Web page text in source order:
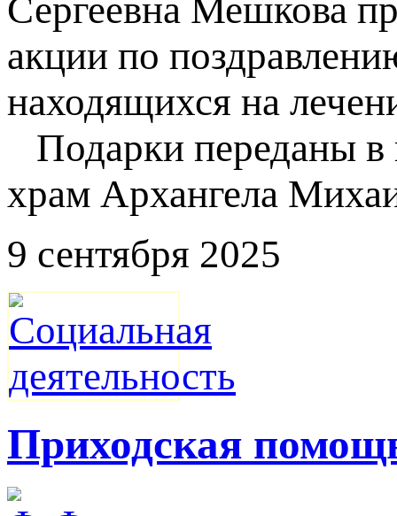
Сергеевна Мешкова
акции по
находящихся на
Подарки переданы в
храм Архангела
9 сентября 2025
Приходская